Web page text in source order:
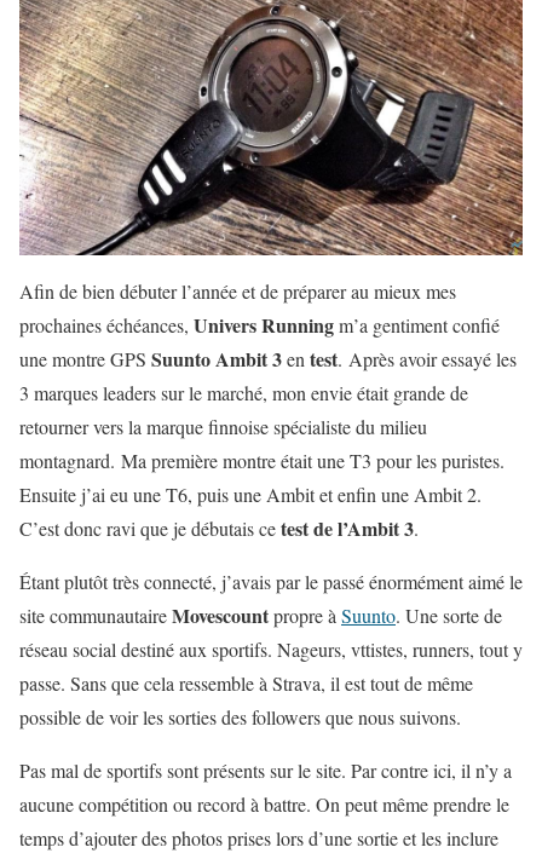
Afin de bien débuter l’année et de préparer au mieux mes
prochaines échéances, Univers Runningm’a gentiment confié
une montre GPS Suunto Ambit 3en test. Après avoir essayé les
3 marques leaders sur le marché, mon envie était grande de
retourner vers la marque finnoise spécialiste du milieu
montagnard. Ma première montre était une T3 pour les puristes.
Ensuite j’ai eu une T6, puis une Ambit et enfin une Ambit 2.
C’est donc ravi que je débutais cetest de l’Ambit 3.
Étant plutôt très connecté, j’avais par le passé énormément aimé le
site communautaireMovescountpropre à Suunto. Une sorte de
réseau social destiné aux sportifs. Nageurs, vttistes, runners, tout y
passe. Sans que cela ressemble à Strava, il est tout de même
possible de voir les sorties des followers que nous suivons.
Pas mal de sportifs sont présents sur le site. Par contre ici, il n’y a
aucune compétition ou record à battre. On peut même prendre le
temps d’ajouter des photos prises lors d’une sortie et les inclure